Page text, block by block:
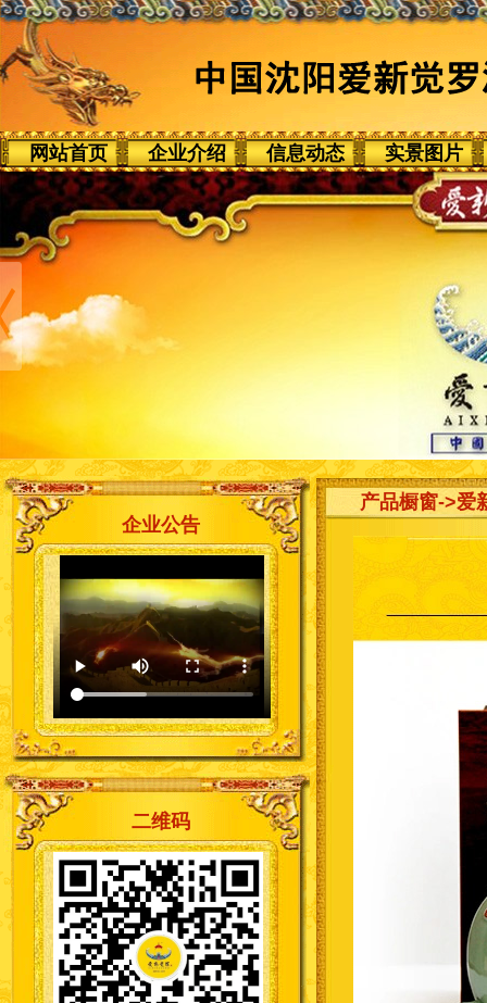
网站首页 企业介绍 信息动态 实景图片
企业公告
二维码
产品橱窗->爱